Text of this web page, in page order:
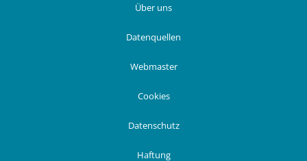
Über uns
Datenquellen
Webmaster
Cookies
Datenschutz
Haftung